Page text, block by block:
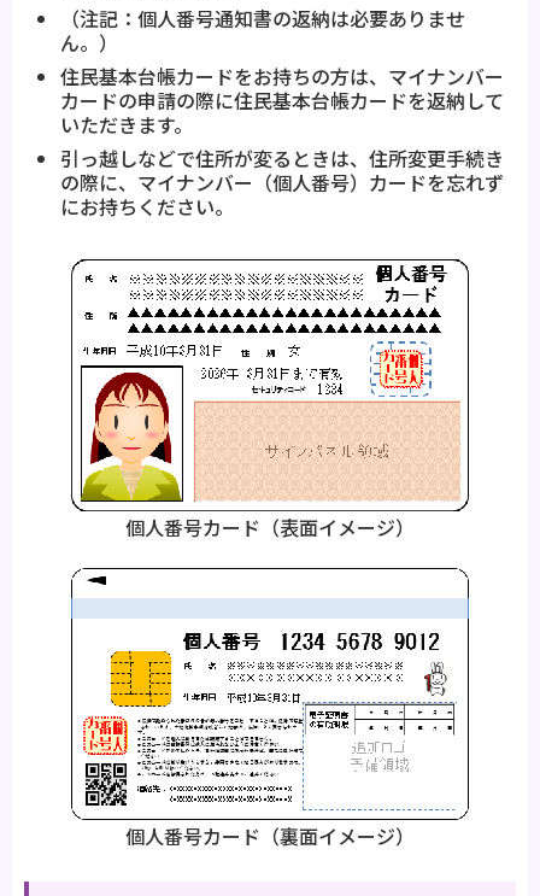
（注記：個人番号通知書の返納は必要ありませ
ん。）
住民基本台帳カードをお持ちの方は、マイナンバー
カードの申請の際に住民基本台帳カードを返納して
いただきます。
引っ越しなどで住所が変るときは、住所変更手続き
の際に、マイナンバー（個人番号）カードを忘れず
にお持ちください。
個人番号カード（表面イメージ）
個人番号カード（裏面イメージ）